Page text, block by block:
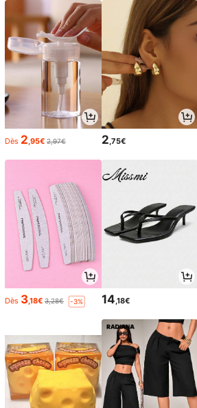
Dès 2 ,95€ 2,97€ 2 ,75€
Dès 3,18€ 3,28€ -3% 14,18€